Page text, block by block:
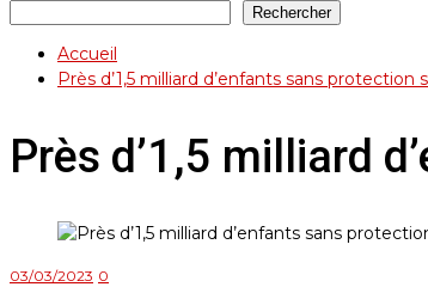
Rechercher
Accueil
Près d’1,5 milliard d’enfants sans protection
Près d’1,5 milliard
03/03/2023 0